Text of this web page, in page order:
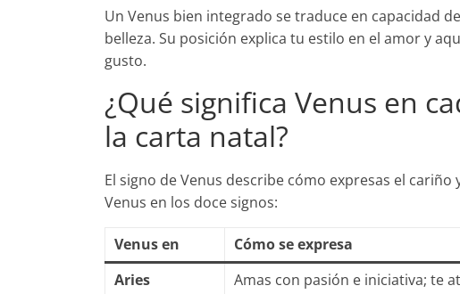
Un Venus bien integrado se traduce en capacidad
belleza. Su posición explica tu estilo en el amor y
gusto.
¿Qué significa Venus en
la carta natal?
El signo de Venus describe cómo expresas el
Venus en los doce signos:
Venus en
Cómo se expresa
Aries
Amas con pasión e iniciativa; te